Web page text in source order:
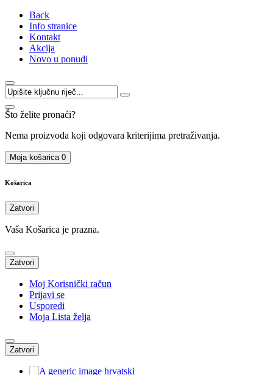
Back
Info stranice
Kontakt
Akcija
Novo u ponudi
Što želite pronaći?
Nema proizvoda koji odgovara kriterijima pretraživanja.
Moja košarica 0
Košarica
Zatvori
Vaša Košarica je prazna.
Zatvori
Moj Korisnički račun
Prijavi se
Usporedi
Moja Lista želja
Zatvori
hrvatski